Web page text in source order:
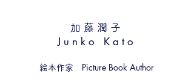
加藤潤子
​Junko Kato
絵本作家 Picture Book Author